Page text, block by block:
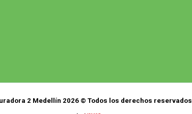
2 Medellín 2026 © Todos los derechos reservados